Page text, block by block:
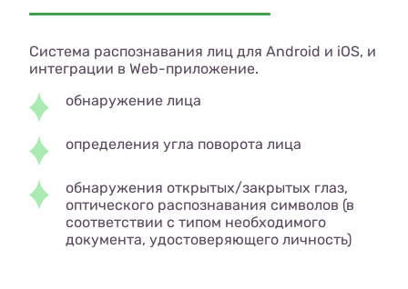
Система распознавания лиц для Android и iOS, и
интеграции в Web-приложение.
обнаружение лица
определения угла поворота лица
обнаружения открытых/закрытых глаз,
оптического распознавания символов (в
соответствии с типом необходимого
документа, удостоверяющего личность)